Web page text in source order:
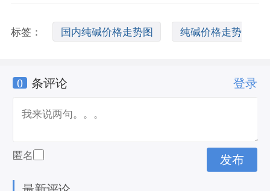
标签： 国内纯碱价格走势图 纯碱价格走势
图 纯碱价格涨了吗
0 条评论 登录
匿名